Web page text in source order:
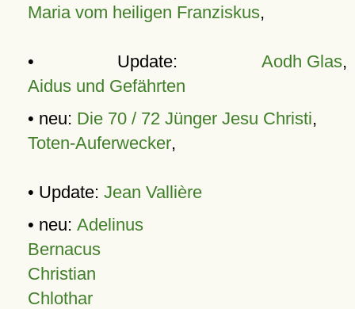
Maria vom heiligen Franziskus,
• Update: Aodh Glas,
Aidus und Gefährten
• neu: Die 70 / 72 Jünger Jesu Christi,
Toten-Auferwecker,
• Update: Jean Vallière
• neu: Adelinus
Bernacus
Christian
Chlothar